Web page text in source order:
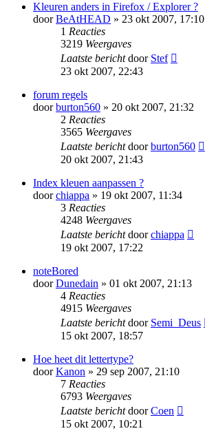
Kleuren anders in Firefox / Explorer ?
doorBeAtHEAD » 23 okt 2007, 17:10
1 Reacties
3219 Weergaves
Laatste berichtdoor Stef
23 okt 2007, 22:43
forum regels
doorburton560 » 20 okt 2007, 21:32
2 Reacties
3565 Weergaves
Laatste berichtdoorburton560
20 okt 2007, 21:43
Index kleuen aanpassen ?
doorchiappa » 19 okt 2007, 11:34
3 Reacties
4248 Weergaves
Laatste berichtdoorchiappa
19 okt 2007, 17:22
noteBored
doorDunedain » 01 okt 2007, 21:13
4 Reacties
4915 Weergaves
Laatste berichtdoor Semi_Deus
15 okt 2007, 18:57
Hoe heet dit lettertype?
doorKanon » 29 sep 2007, 21:10
7 Reacties
6793 Weergaves
Laatste berichtdoorCoen
15 okt 2007, 10:21